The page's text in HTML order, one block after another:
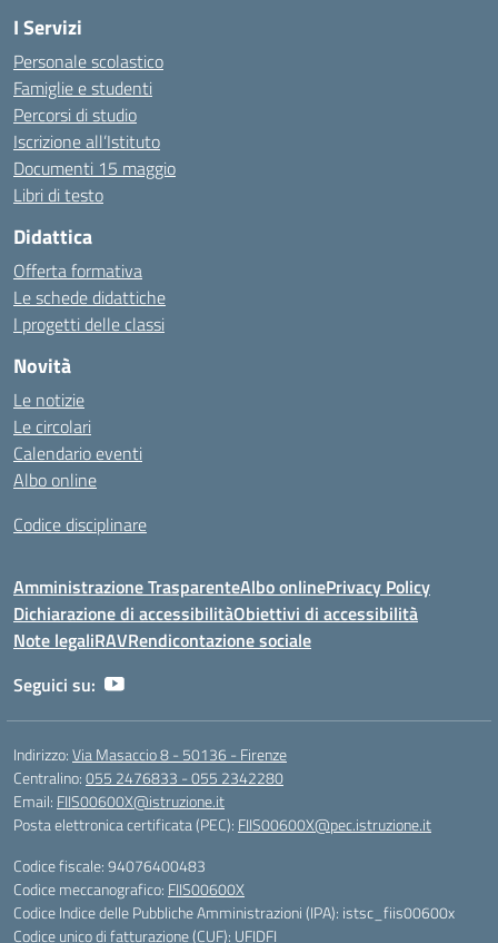
I Servizi
Personale scolastico
Famiglie e studenti
Percorsi di studio
Iscrizione all’Istituto
Documenti 15 maggio
Libri di testo
Didattica
Offerta formativa
Le schede didattiche
I progetti delle classi
Novità
Le notizie
Le circolari
Calendario eventi
Albo online
Codice disciplinare
Amministrazione TrasparenteAlbo onlinePrivacy Policy
Dichiarazione di accessibilitàObiettivi di accessibilità
Note legaliRAVRendicontazione sociale
Seguici su:
Indirizzo:Via Masaccio 8 - 50136 - Firenze
Centralino:055 2476833 - 055 2342280
Email: FIIS00600X@istruzione.it
Posta elettronica certificata (PEC): FIIS00600X@pec.istruzione.it
Codice fiscale: 94076400483
Codice meccanografico: FIIS00600X
Codice Indice delle Pubbliche Amministrazioni (IPA): istsc_fiis00600x
Codice unico di fatturazione (CUF): UFIDFI